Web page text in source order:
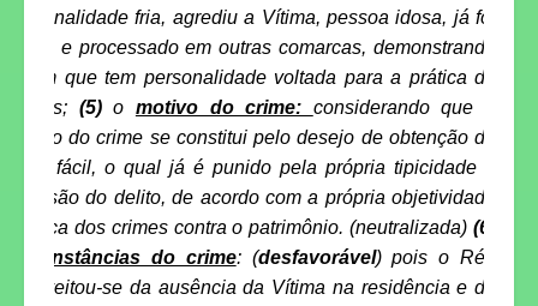
personalidade fria, agrediu a Vítima, pessoa idosa, já foi
preso e processado em outras comarcas, demonstrando
assim que tem personalidade voltada para a prática de
crimes; (5)o motivo do crime: considerando que o
motivo do crime se constitui pelo desejo de obtenção de
lucro fácil, o qual já é punido pela própria tipicidade e
previsão do delito, de acordo com a própria objetividade
jurídica dos crimes contra o patrimônio. (neutralizada) (6)
circunstâncias do crime: (desfavorável) pois o Réu
aproveitou-se da ausência da Vítima na residência e do